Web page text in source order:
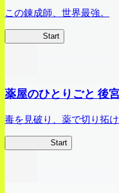
この錬成師、世界最強。
Start
薬屋のひとりごと 後
毒を見破り、薬で切り拓
Start